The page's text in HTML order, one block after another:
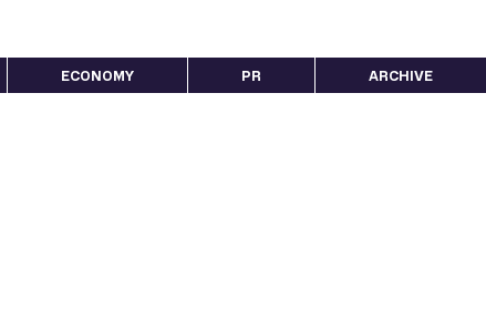
ECONOMY PR ARCHIVE